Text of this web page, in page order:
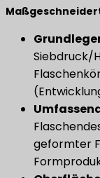
Siebdruck/
geformter